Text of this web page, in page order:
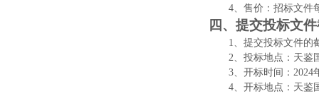
4、售价：招标文件
四、提交投标文
1、提交投标文件的
2、投标地点：天鉴
3、开标时间：2024
4、开标地点：天鉴